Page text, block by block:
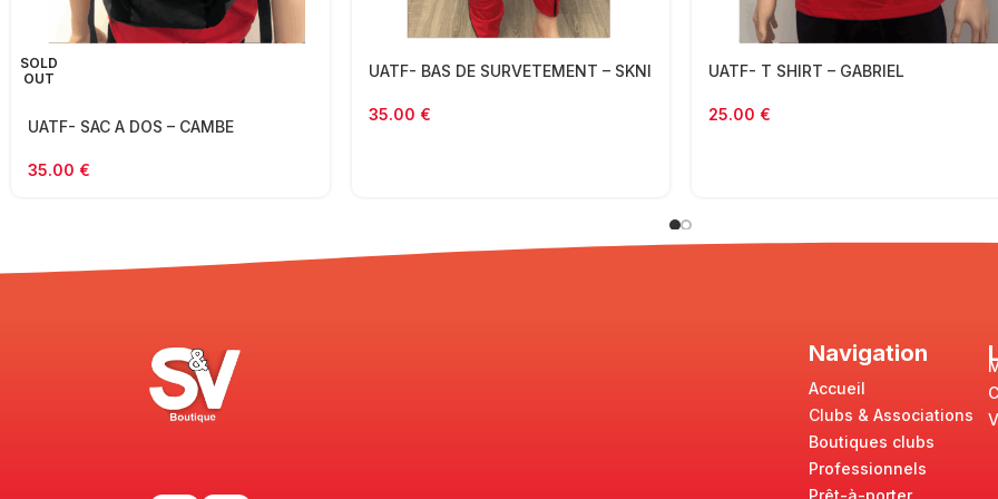
SOLD
OUT
UATF- SAC A DOS – CAMBE
35.00 €
UATF- BAS DE SURVETEMENT – SKNI
35.00 €
UATF- T SHIRT – GABRIEL
25.00 €
Navigation
Accueil
Clubs & Associations
Boutiques clubs
Professionnels
Prêt-à-porter